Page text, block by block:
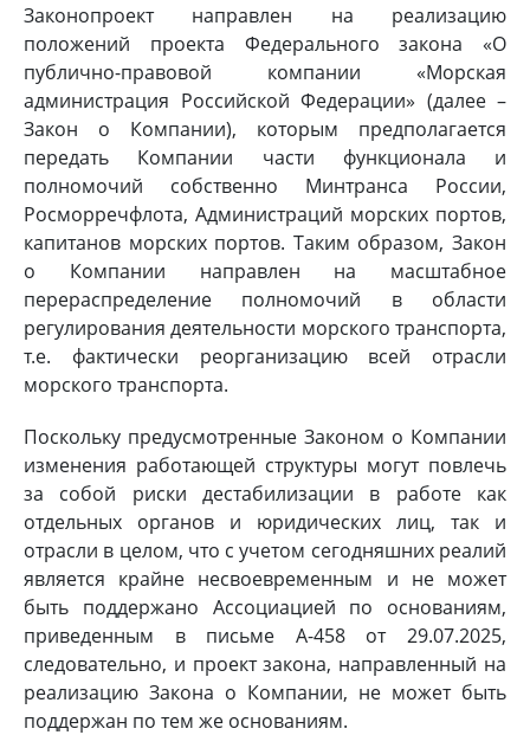
Законопроект направлен на реализацию
положений проекта Федерального закона «О
публично-правовой компании «Морская
администрация Российской Федерации» (далее –
Закон о Компании), которым предполагается
передать Компании части функционала и
полномочий собственно Минтранса России,
Росморречфлота, Администраций морских портов,
капитанов морских портов. Таким образом, Закон
о Компании направлен на масштабное
перераспределение полномочий в области
регулирования деятельности морского транспорта,
т.е. фактически реорганизацию всей отрасли
морского транспорта.
Поскольку предусмотренные Законом о Компании
изменения работающей структуры могут повлечь
за собой риски дестабилизации в работе как
отдельных органов и юридических лиц, так и
отрасли в целом, что с учетом сегодняшних реалий
является крайне несвоевременным и не может
быть поддержано Ассоциацией по основаниям,
приведенным в письме А-458 от 29.07.2025,
следовательно, и проект закона, направленный на
реализацию Закона о Компании, не может быть
поддержан по тем же основаниям.